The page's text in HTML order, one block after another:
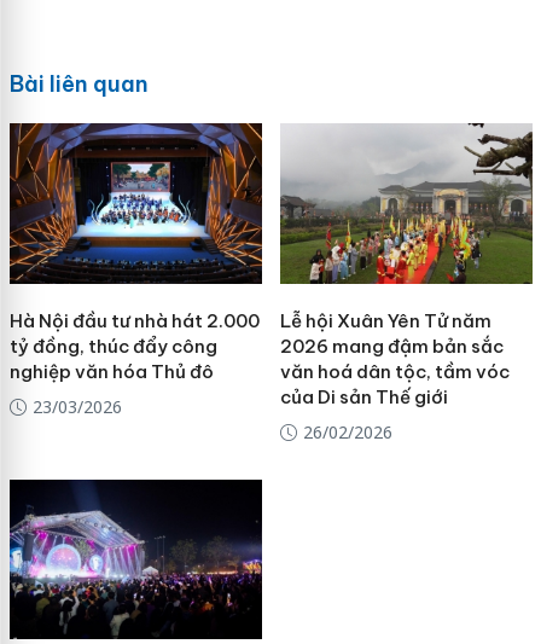
Bài liên quan
Hà Nội đầu tư nhà hát 2.000
tỷ đồng, thúc đẩy công
nghiệp văn hóa Thủ đô
23/03/2026
Lễ hội Xuân Yên Tử năm
2026 mang đậm bản sắc
văn hoá dân tộc, tầm vóc
của Di sản Thế giới
26/02/2026